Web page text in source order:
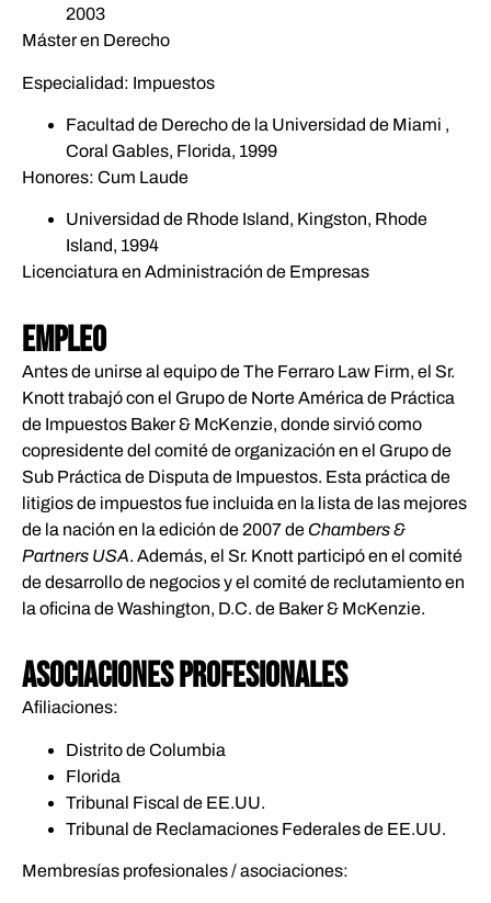
2003
Máster en Derecho
Especialidad: Impuestos
Facultad de Derecho de la Universidad de Miami ,
Coral Gables, Florida, 1999
Honores: Cum Laude
Universidad de Rhode Island, Kingston, Rhode
Island, 1994
Licenciatura en Administración de Empresas
EMPLEO
Antes de unirse al equipo de The Ferraro Law Firm, el Sr.
Knott trabajó con el Grupo de Norte América de Práctica
de Impuestos Baker & McKenzie, donde sirvió como
copresidente del comité de organización en el Grupo de
Sub Práctica de Disputa de Impuestos. Esta práctica de
litigios de impuestos fue incluida en la lista de las mejores
de la nación en la edición de 2007 de Chambers &
Partners USA. Además, el Sr. Knott participó en el comité
de desarrollo de negocios y el comité de reclutamiento en
la oficina de Washington, D.C. de Baker & McKenzie.
ASOCIACIONES PROFESIONALES
Afiliaciones:
Distrito de Columbia
Florida
Tribunal Fiscal de EE.UU.
Tribunal de Reclamaciones Federales de EE.UU.
Membresías profesionales / asociaciones: